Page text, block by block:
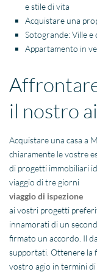
e stile di vita
Acquistare una
Sotogrande: Ville e
Appartamento in
il nostro
Acquistare una casa a
chiaramente le vostre
di progetti immobiliari
viaggio di tre giorni
viaggio di ispezione
ai vostri progetti
innamorati di un
firmato un accordo. Il
supportati. Ottenere la
vostro agio in termini